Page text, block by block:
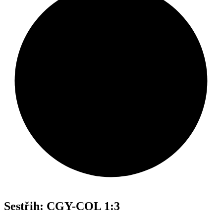
Sestřih: CGY-COL 1:3